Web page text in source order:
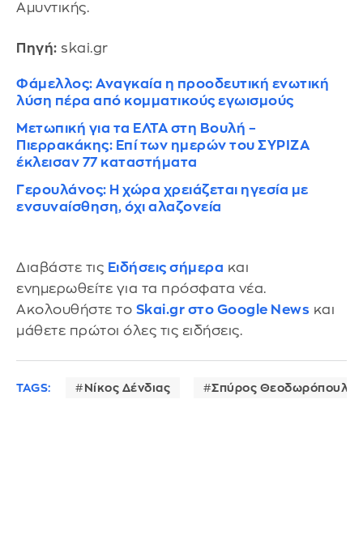
Αμυντικής.
Πηγή: skai.gr
Φάμελλος: Αναγκαία η προοδευτική ενωτική
λύση πέρα από κομματικούς εγωισμούς
Μετωπική για τα ΕΛΤΑ στη Βουλή –
Πιερρακάκης: Επί των ημερών του ΣΥΡΙΖΑ
έκλεισαν 77 καταστήματα
Γερουλάνος: Η χώρα χρειάζεται ηγεσία με
ενσυναίσθηση, όχι αλαζονεία
Διαβάστε τις Ειδήσεις σήμερα και
ενημερωθείτε για τα πρόσφατα νέα.
Ακολουθήστε το Skai.gr στο Google News και
μάθετε πρώτοι όλες τις ειδήσεις.
TAGS: Νίκος Δένδιας Σπύρος Θεοδωρόπουλος